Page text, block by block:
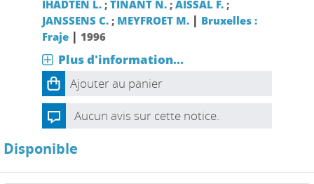
IHADTEN L.; TINANT N.; AISSAL F.;
JANSSENS C.; MEYFROET M. | Bruxelles :
Fraje| 1996
Plus d'information...
Ajouter au panier
Aucun avis sur cette notice.
Disponible